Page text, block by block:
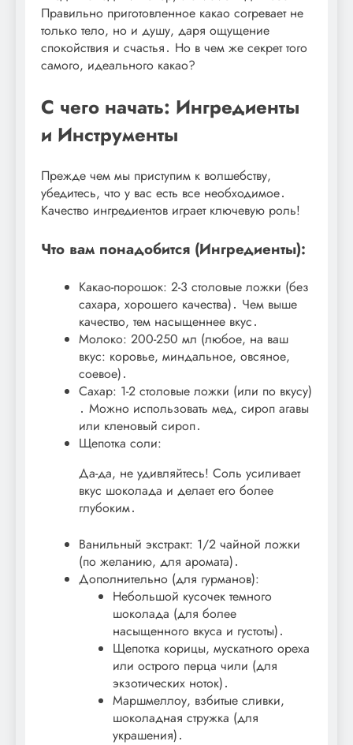
Правильно приготовленное какао согревает не
только тело, но и душу, даря ощущение
спокойствия и счастья․ Но в чем же секрет того
самого, идеального какао?
С чего начать: Ингредиенты
и Инструменты
Прежде чем мы приступим к волшебству,
убедитесь, что у вас есть все необходимое․
Качество ингредиентов играет ключевую роль!
Что вам понадобится (Ингредиенты):
Какао-порошок: 2-3 столовые ложки (без
сахара, хорошего качества)․ Чем выше
качество, тем насыщеннее вкус․
Молоко: 200-250 мл (любое, на ваш
вкус: коровье, миндальное, овсяное,
соевое)․
Сахар: 1-2 столовые ложки (или по вкусу)
․ Можно использовать мед, сироп агавы
или кленовый сироп․
Щепотка соли:
Да-да, не удивляйтесь! Соль усиливает
вкус шоколада и делает его более
глубоким․
Ванильный экстракт: 1/2 чайной ложки
(по желанию, для аромата)․
Дополнительно (для гурманов):
Небольшой кусочек темного
шоколада (для более
насыщенного вкуса и густоты)․
Щепотка корицы, мускатного ореха
или острого перца чили (для
экзотических ноток)․
Маршмеллоу, взбитые сливки,
шоколадная стружка (для
украшения)․